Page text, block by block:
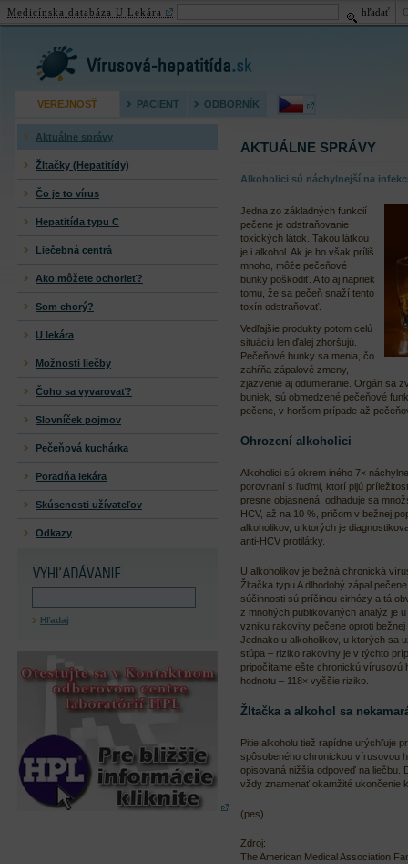
Virusová hepatitída (žltačka)
VEREJNOSŤ PACIENT ODBORNÍK
Aktuálne správy
Žltačky (Hepatitídy)
Čo je to vírus
Hepatitída typu C
Liečebná centrá
Ako môžete ochorieť?
Som chorý?
U lekára
Možnosti liečby
Čoho sa vyvarovať?
Slovníček pojmov
Pečeňová kuchárka
Poradňa lekára
Skúsenosti užívateľov
Odkazy
Hľadaj
AKTUÁLNE SPRÁVY
Alkoholici sú náchylnejší na
Jedna zo základných funkcií
pečene je odstraňovanie
toxických látok. Takou látkou
je i alkohol. Ak je ho však príliš
mnoho, môže pečeňové
bunky poškodiť. A to aj napriek
tomu, že sa pečeň snaží tento
toxín odstraňovať.
Vedľajšie produkty potom celú
situáciu len ďalej zhoršujú.
Pečeňové bunky sa menia, čo
zahŕňa zápalové zmeny,
zjazvenie aj odumieranie. Orgán sa
buniek, sú obmedzené pečeňové
pečene, v horšom prípade až
Ohrození alkoholici
Alkoholici sú okrem iného 7×
porovnaní s ľuďmi, ktorí pijú
presne objasnená, odhaduje sa
HCV, až na 10 %, pričom v bežnej
alkoholikov, u ktorých je
anti-HCV protilátky.
U alkoholikov je bežná chronická
Žltačka typu A dlhodobý zápal
súčinnosti sú príčinou cirhózy a tá
z mnohých publikovaných analýz je
vzniku rakoviny pečene oproti
Jednako u alkoholikov, u ktorých sa
stúpa – riziko rakoviny je v týchto
pripočítame ešte chronickú vírusovú
hodnotu – 118× vyššie riziko.
Žltačka a alkohol sa
Pitie alkoholu tiež rapídne urýchľuje
spôsobeného chronickou vírusovou
opisovaná nižšia odpoveď na liečbu.
vždy znamenať okamžité ukončenie
(pes)
Zdroj:
The American Medical Association
Medicínska databáza U Lekára hľadať